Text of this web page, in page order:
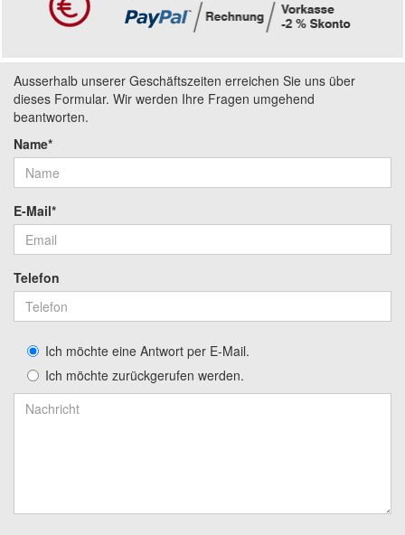
Ausserhalb unserer Geschäftszeiten erreichen Sie uns über
dieses Formular. Wir werden Ihre Fragen umgehend
beantworten.
Name*
E-Mail*
Telefon
Ich möchte eine Antwort per E-Mail.
Ich möchte zurückgerufen werden.